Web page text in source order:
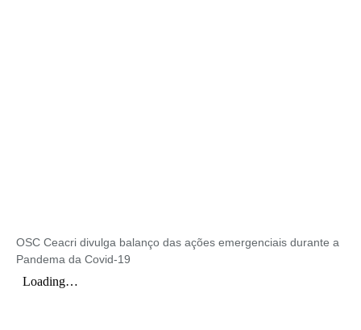
OSC Ceacri divulga balanço das ações emergenciais durante a
Pandema da Covid-19